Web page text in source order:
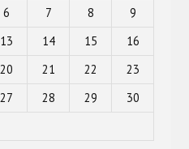
6 7 8
9
13 14 15
16
20 21 22
23
27 28 29
30